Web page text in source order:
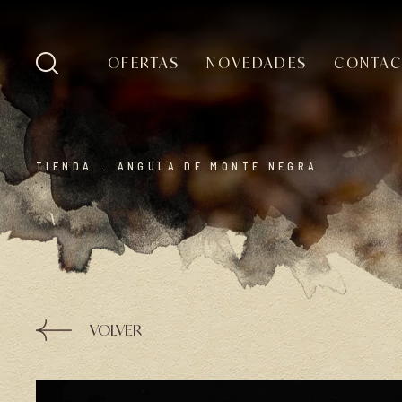
OFERTAS NOVEDADES
TIENDA ANGULA DE MONTE NEGRA
VOLVER